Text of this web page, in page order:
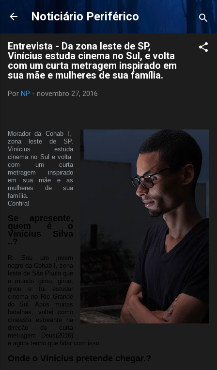
Pular para o conteúdo principal
Noticiário Periférico
Entrevista - Da zona leste de SP,
Vinícius estuda cinema no Sul, e volta
com um curta metragem inspirado em
sua mãe e mulheres de sua família.
Por NP - novembro 27, 2016
Morador da Cohab I,
zona leste de SP,
Vinícius estuda
cinema no Sul e volta
com um curta
metragem inspirado
em sua mãe e as
mulheres de sua
família.
Confira!
Se apresente,
quem é o
Vinícius Silva
..?
R: Sou um jovem
negro da Cohab I, zona
leste de São Paulo que
o mundo girou, girou,
girou e fui estudar
cinema no Rio Grande
do Sul. Após muitas
batalhas, voltei como
cineasta estreante na
direção do curta
metragem Deus(2016)
e agora tenho que lidar com isso.
Onde o Vinícius pretende chegar.?